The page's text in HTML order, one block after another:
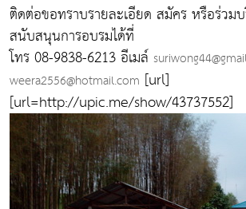
ติดต่อขอทราบรายละเอียด สมัคร หรือร่วมบ
สนับสนุนการอบรมได้ที่
โทร 08-9838-6213 อีเมล์
weera2556@hotmail.com [url]
[url=http://upic.me/show/43737552]